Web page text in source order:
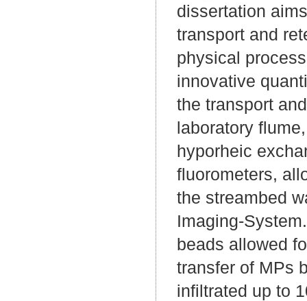
dissertation
transport and
physical
innovative
the transport
laboratory
hyporheic
fluorometers,
the streambed
Imaging-
beads allowed
transfer of MPs
infiltrated up to